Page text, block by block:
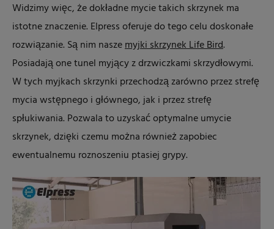
Widzimy więc, że dokładne mycie takich skrzynek ma
istotne znaczenie. Elpress oferuje do tego celu doskonałe
rozwiązanie. Są nim naszemyjki skrzynek Life Bird.
Posiadają one tunel myjący z drzwiczkami skrzydłowymi.
W tych myjkach skrzynki przechodzą zarówno przez strefę
mycia wstępnego i głównego, jak i przez strefę
spłukiwania. Pozwala to uzyskać optymalne umycie
skrzynek, dzięki czemu można również zapobiec
ewentualnemu roznoszeniu ptasiej grypy.